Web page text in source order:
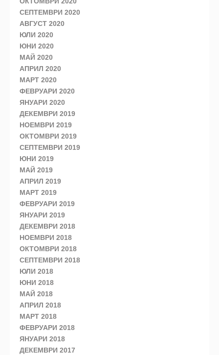
СЕПТЕМВРИ 2020
АВГУСТ 2020
ЮЛИ 2020
ЮНИ 2020
МАЙ 2020
АПРИЛ 2020
МАРТ 2020
ФЕВРУАРИ 2020
ЯНУАРИ 2020
ДЕКЕМВРИ 2019
НОЕМВРИ 2019
ОКТОМВРИ 2019
СЕПТЕМВРИ 2019
ЮНИ 2019
МАЙ 2019
АПРИЛ 2019
МАРТ 2019
ФЕВРУАРИ 2019
ЯНУАРИ 2019
ДЕКЕМВРИ 2018
НОЕМВРИ 2018
ОКТОМВРИ 2018
СЕПТЕМВРИ 2018
ЮЛИ 2018
ЮНИ 2018
МАЙ 2018
АПРИЛ 2018
МАРТ 2018
ФЕВРУАРИ 2018
ЯНУАРИ 2018
ДЕКЕМВРИ 2017